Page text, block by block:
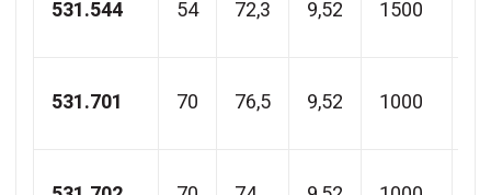
531.544 54 72,3 9,52 1500
531.701 70 76,5 9,52 1000